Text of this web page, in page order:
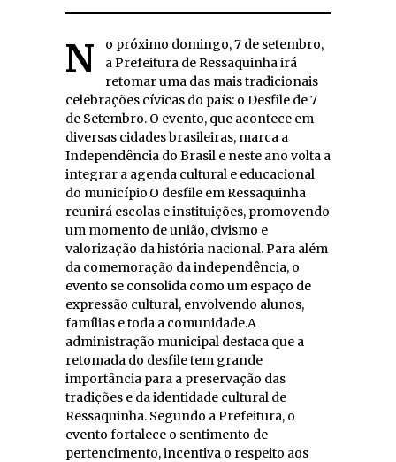
No próximo domingo, 7 de setembro,
a Prefeitura de Ressaquinha irá
retomar uma das mais tradicionais
celebrações cívicas do país: o Desfile de 7
de Setembro. O evento, que acontece em
diversas cidades brasileiras, marca a
Independência do Brasil e neste ano volta a
integrar a agenda cultural e educacional
do município.O desfile em Ressaquinha
reunirá escolas e instituições, promovendo
um momento de união, civismo e
valorização da história nacional. Para além
da comemoração da independência, o
evento se consolida como um espaço de
expressão cultural, envolvendo alunos,
famílias e toda a comunidade.A
administração municipal destaca que a
retomada do desfile tem grande
importância para a preservação das
tradições e da identidade cultural de
Ressaquinha. Segundo a Prefeitura, o
evento fortalece o sentimento de
pertencimento, incentiva o respeito aos